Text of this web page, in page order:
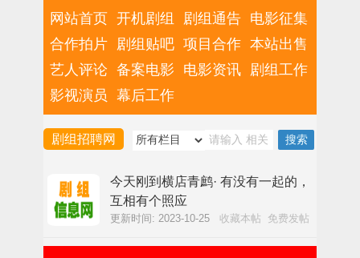
网站首页 开机剧组 剧组通告 电影征集
合作拍片 剧组贴吧 项目合作 本站出售
艺人评论 备案电影 电影资讯 剧组工作
影视演员
幕后工作
剧组招聘网
今天刚到横店青鹧· 有没有一起的，
互相有个照应
更新时间: 2023-10-25 收藏本帖 免费发帖